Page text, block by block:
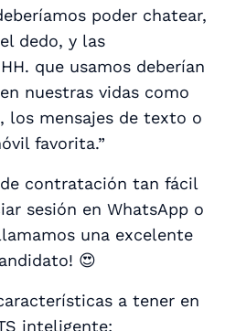
poder chatear,
dedo, y las
que usamos deberían
nuestras vidas como
los mensajes de texto o
favorita.”
de contratación tan fácil
sesión en WhatsApp o
una excelente
😍
a tener en
inteligente: